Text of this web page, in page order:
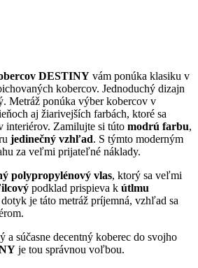
DESTINY vám ponúka klasiku v
kobercov. Jednoduchý dizajn
Metráž ponúka výber kobercov v
aj žiarivejších farbách, ktoré sa
interiérov. Zamilujte si túto modrú farbu,
jedinečný vzhľad. S týmto moderným
za veľmi prijateľné náklady.
polypropylénový vlas, ktorý sa veľmi
podklad prispieva k útlmu
je táto metráž príjemná, vzhľad sa
a súčasne decentný koberec do svojho
je tou správnou voľbou.